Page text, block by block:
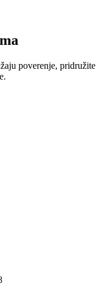
poverenje, pridružite